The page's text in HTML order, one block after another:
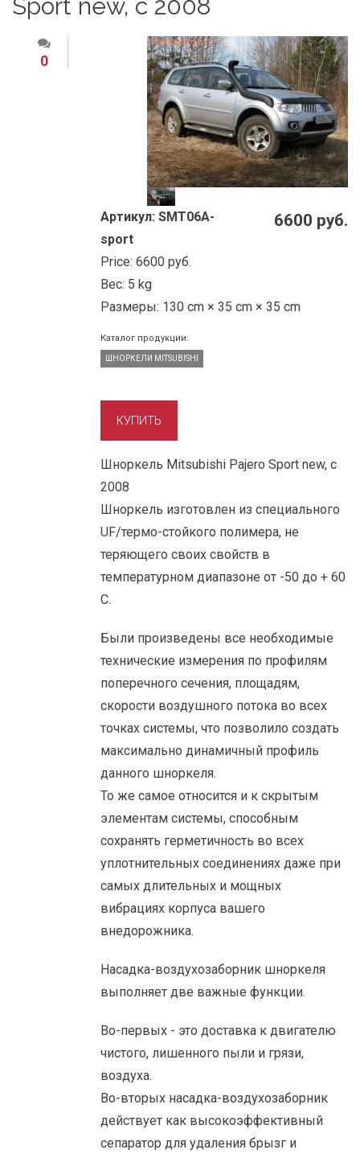
Sport new, с 2008
0
6600 руб.
Артикул: SMT06A-
sport
Price: 6600 руб.
Вес: 5 kg
Размеры: 130 cm × 35 cm × 35 cm
Каталог продукции:
ШНОРКЕЛИ MITSUBISHI
Шноркель Mitsubishi Pajero Sport new, с
2008
Шноркель изготовлен из специального
UF/термо-стойкого полимера, не
теряющего своих свойств в
температурном диапазоне от -50 до + 60
С.
Были произведены все необходимые
технические измерения по профилям
поперечного сечения, площадям,
скорости воздушного потока во всех
точках системы, что позволило создать
максимально динамичный профиль
данного шноркеля.
То же самое относится и к скрытым
элементам системы, способным
сохранять герметичность во всех
уплотнительных соединениях даже при
самых длительных и мощных
вибрациях корпуса вашего
внедорожника.
Насадка-воздухозаборник шноркеля
выполняет две важные функции.
Во-первых - это доставка к двигателю
чистого, лишенного пыли и грязи,
воздуха.
Во-вторых насадка-воздухозаборник
действует как высокоэффективный
сепаратор для удаления брызг и